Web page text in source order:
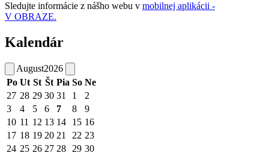
Sledujte informácie z nášho webu v mobilnej aplikácii -
V OBRAZE.
Kalendár
August2026
Po Ut St Št Pia So Ne
27 28 29 30 31 1
2
3
4 5 6 7 8
9
10 11 12 13 14 15 16
17 18 19 20 21 22 23
24 25 26 27 28 29 30